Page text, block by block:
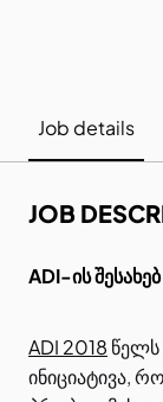
Job details
JOB
ADI-ის შესახებ
ADI 2018
ინიციატივა,